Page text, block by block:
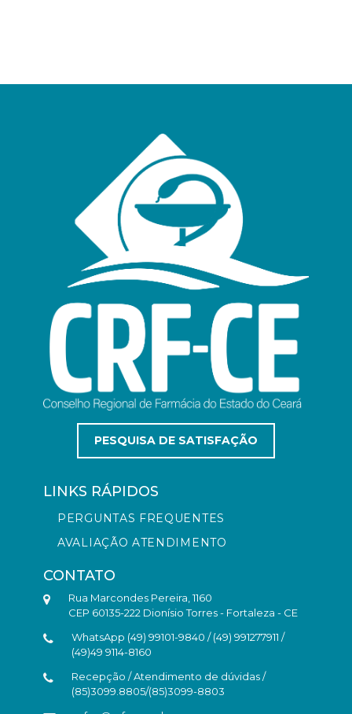
PESQUISA DE SATISFAÇÃO
LINKS RÁPIDOS
PERGUNTAS FREQUENTES
AVALIAÇÃO ATENDIMENTO
CONTATO
Rua Marcondes Pereira, 1160
CEP 60135-222 Dionísio Torres - Fortaleza - CE
WhatsApp (49) 99101-9840 / (49) 991277911 /
(49)49 9114-8160
Recepção / Atendimento de dúvidas /
(85)3099.8805/(85)3099-8803